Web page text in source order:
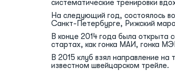
систематические тренировки
На следующий год, состоялось
Санкт-Петербурге, Рижский
В конце 2014 года была открыта
стартах, как гонка МАИ, гонка
В 2015 клуб взял направление
известном швейцарском трейле.